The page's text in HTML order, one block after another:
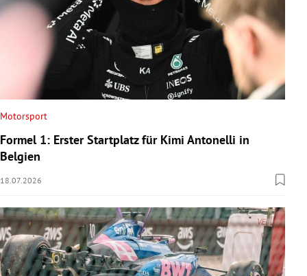
Motorsport
Formel 1: Erster Startplatz für Kimi Antonelli in
Belgien
18.07.2026